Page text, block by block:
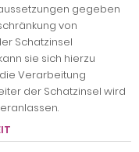
gegeben
von
Schatzinsel
sie sich hierzu
Verarbeitung
der Schatzinsel wird